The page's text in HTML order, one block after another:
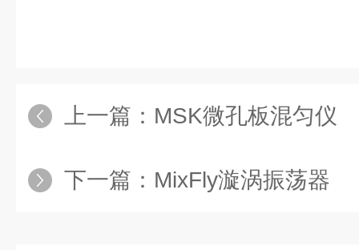
上一篇： MSK微孔板混匀仪
下一篇： MixFly漩涡振荡器